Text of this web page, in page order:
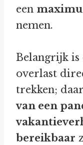
een
nemen.
Belangrijk is
overlast
trekken;
van een
bereikbaar